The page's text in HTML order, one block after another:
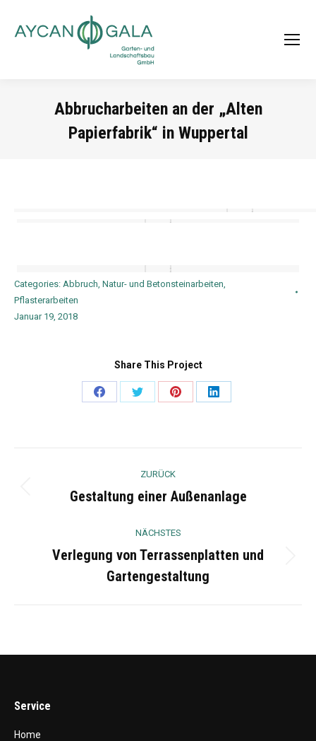
Abbrucharbeiten an der „Alten
Papierfabrik“ in Wuppertal
Categories: Abbruch, Natur- und Betonsteinarbeiten,
Pflasterarbeiten
Januar 19, 2018
Share This Project
Share
Share
Share
Share
navigation
ZURÜCK
Previous
Gestaltung einer Außenanlage
NÄCHSTES
project:
Verlegung von Terrassenplatten und
Gartengestaltung
Service
Home